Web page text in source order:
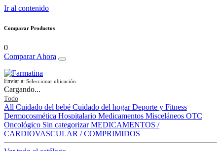
Ir al contenido
Comparar Productos
0
Comparar Ahora
Enviar a: Seleccionar ubicación
Cargando...
Todo
All Cuidado del bebé Cuidado del hogar Deporte y Fitness
Dermocosmética Hospitalario Medicamentos Misceláneos OTC
Oncológico Sin categorizar MEDICAMENTOS /
CARDIOVASCULAR / COMPRIMIDOS